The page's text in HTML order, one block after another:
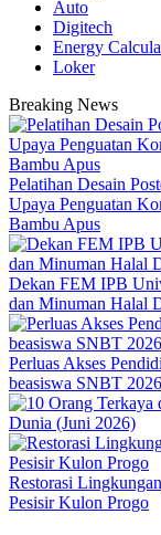
Auto
Digitech
Energy
Loker
Breaking News
Pelatihan Desain
Upaya Penguatan
Bambu Apus
Dekan FEM IPB
dan Minuman Halal
Perluas Akses
beasiswa SNBT 2026
Dunia (Juni 2026)
Restorasi
Pesisir Kulon Progo